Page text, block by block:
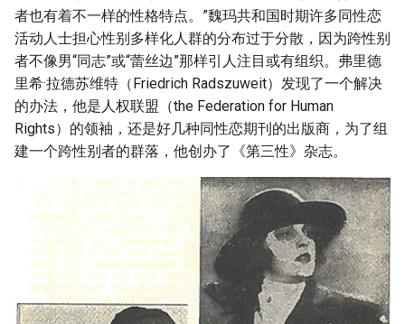
者也有着不一样的性格特点。”魏玛共和国时期许多同性恋
活动人士担心性别多样化人群的分布过于分散，因为跨性别
者不像男“同志”或“蕾丝边”那样引人注目或有组织。弗里德
里希·拉德苏维特（Friedrich Radszuweit）发现了一个解决
的办法，他是人权联盟（the Federation for Human
Rights）的领袖，还是好几种同性恋期刊的出版商，为了组
建一个跨性别者的群落，他创办了《第三性》杂志。